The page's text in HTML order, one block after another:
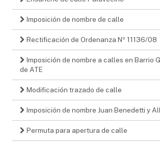
Imposición de nombre de calle
Rectificación de Ordenanza Nº 11136/08
Imposición de nombre a calles en Barrio
de ATE
Modificación trazado de calle
Imposición de nombre Juan Benedetti y
Permuta para apertura de calle